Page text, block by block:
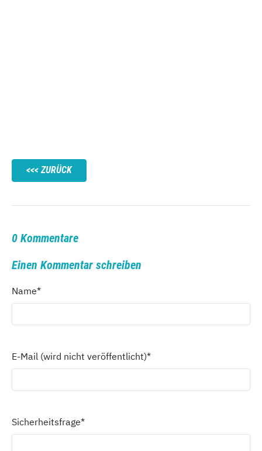
ZURÜCK
0 Kommentare
Einen Kommentar schreiben
Name*
E-Mail (wird nicht veröffentlicht)*
Sicherheitsfrage*